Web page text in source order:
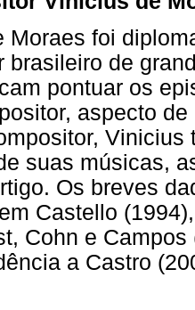
Moraes foi
brasileiro de
pontuar os
aspecto
Vinicius
suas músicas,
Os breves
Castello
Cohn e
a Castro